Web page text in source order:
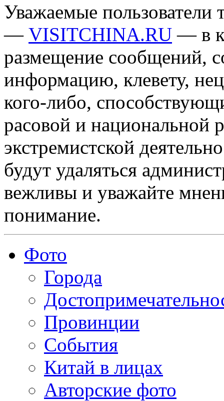
Уважаемые пользователи
— VISITCHINA.RU — в
размещение сообщений,
информацию, клевету,
кого-либо,
расовой и национальной
экстремистской
будут удаляться
вежливы и уважайте
понимание.
Фото
Города
Провинции
События
Китай в лицах
Авторские фото